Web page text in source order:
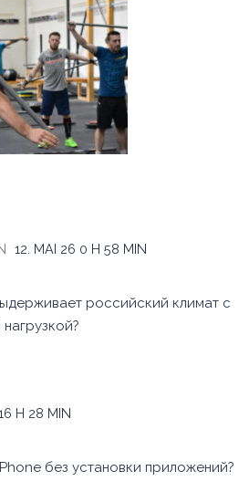
12. MAI 26 0 H 58 MIN
российский климат с
H 28 MIN
без установки приложений?